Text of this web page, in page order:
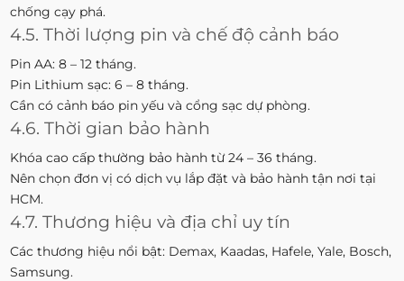
chống cạy phá.
4.5. Thời lượng pin và chế độ cảnh báo
Pin AA: 8 – 12 tháng.
Pin Lithium sạc: 6 – 8 tháng.
Cần có cảnh báo pin yếu và cổng sạc dự phòng.
4.6. Thời gian bảo hành
Khóa cao cấp thường bảo hành từ 24 – 36 tháng.
Nên chọn đơn vị có dịch vụ lắp đặt và bảo hành tận nơi tại
HCM.
4.7. Thương hiệu và địa chỉ uy tín
Các thương hiệu nổi bật: Demax, Kaadas, Hafele, Yale, Bosch,
Samsung.